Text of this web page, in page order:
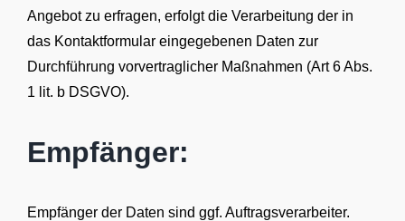
Angebot zu erfragen, erfolgt die Verarbeitung der in
das Kontaktformular eingegebenen Daten zur
Durchführung vorvertraglicher Maßnahmen (Art 6 Abs.
1 lit. b DSGVO).
Empfänger:
Empfänger der Daten sind ggf. Auftragsverarbeiter.